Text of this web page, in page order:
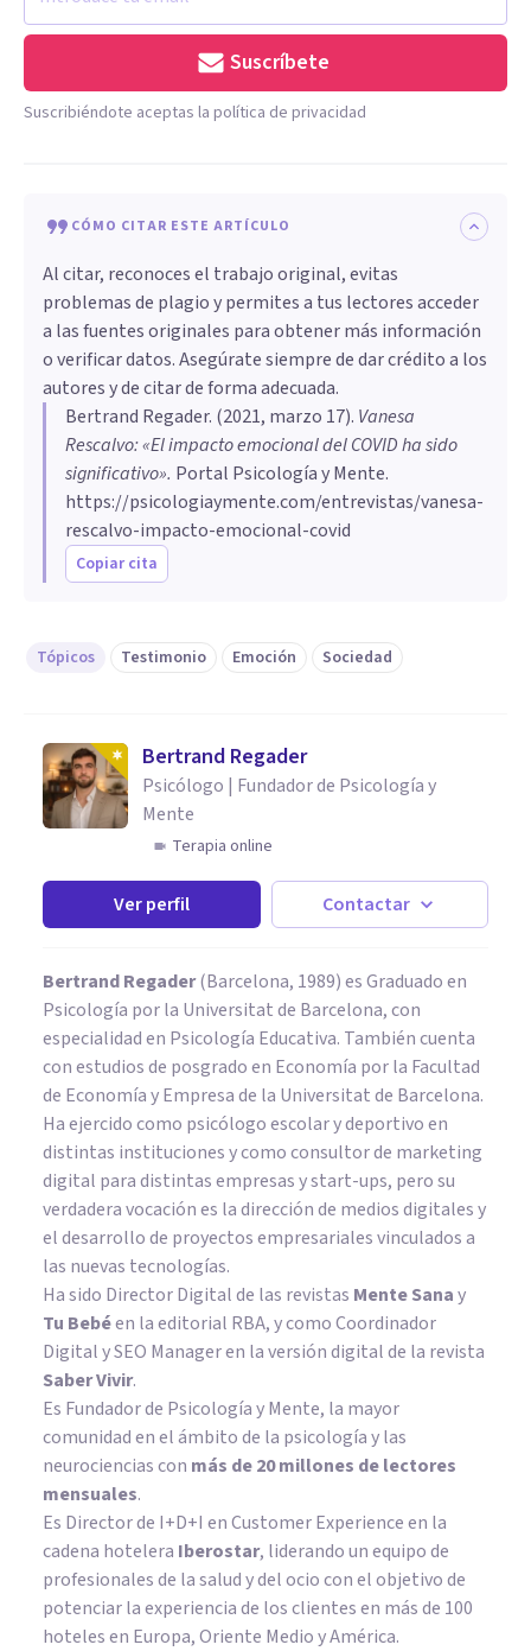
Suscríbete
Suscribiéndote aceptas la política de privacidad
CÓMO CITAR ESTE ARTÍCULO
Al citar, reconoces el trabajo original, evitas
problemas de plagio y permites a tus lectores acceder
a las fuentes originales para obtener más información
o verificar datos. Asegúrate siempre de dar crédito a los
autores y de citar de forma adecuada.
Bertrand Regader. (2021, marzo 17). Vanesa
Rescalvo: «El impacto emocional del COVID ha sido
significativo». Portal Psicología y Mente.
https://psicologiaymente.com/entrevistas/vanesa-
rescalvo-impacto-emocional-covid
Copiar cita
Tópicos Testimonio Emoción Sociedad
Bertrand Regader
Psicólogo | Fundador de Psicología y
Mente
Terapia online
Ver perfil Contactar
Bertrand Regader(Barcelona, 1989) es Graduado en
Psicología por la Universitat de Barcelona, con
especialidad en Psicología Educativa. También cuenta
con estudios de posgrado en Economía por la Facultad
de Economía y Empresa de la Universitat de Barcelona.
Ha ejercido como psicólogo escolar y deportivo en
distintas instituciones y como consultor de marketing
digital para distintas empresas y start-ups, pero su
verdadera vocación es la dirección de medios digitales y
el desarrollo de proyectos empresariales vinculados a
las nuevas tecnologías.
Ha sido Director Digital de las revistas Mente Sanay
Tu Bebéen la editorial RBA, y como Coordinador
Digital y SEO Manager en la versión digital de la revista
Saber Vivir.
Es Fundador de Psicología y Mente, la mayor
comunidad en el ámbito de la psicología y las
neurociencias con más de 20 millones de lectores
mensuales.
Es Director de I+D+I en Customer Experience en la
cadena hotelera Iberostar, liderando un equipo de
profesionales de la salud y del ocio con el objetivo de
potenciar la experiencia de los clientes en más de 100
hoteles en Europa, Oriente Medio y América.